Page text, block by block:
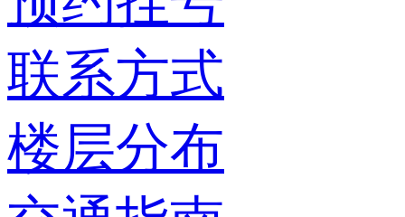
联系方式
楼层分布